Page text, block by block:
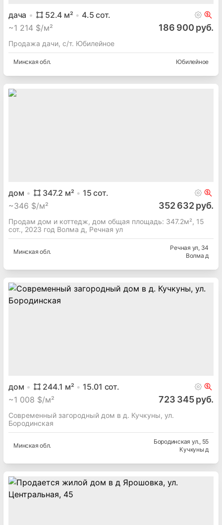
дача 52.4 м² 4.5 сот.
~1 214 $/м² 186 900 руб.
Продажа дачи, с/т. Юбилейное
Минская обл. Юбилейное
дом 347.2 м² 15 сот.
~346 $/м² 352 632 руб.
Продам дом и коттедж, дом общая площадь: 347.2м², 15
сот., 2023 год Волма д, Речная ул
Минская обл.
Речная ул, 34
Волма д
дом 244.1 м² 15.01 сот.
~1 008 $/м² 723 345 руб.
Современный загородный дом в д. Кучкуны, ул.
Бородинская
Минская обл.
Бородинская ул., 55
Кучкуны д